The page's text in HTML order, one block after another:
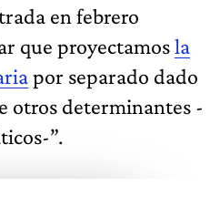
en febrero
que proyectamosla
por separado dado
otros determinantes -
”.